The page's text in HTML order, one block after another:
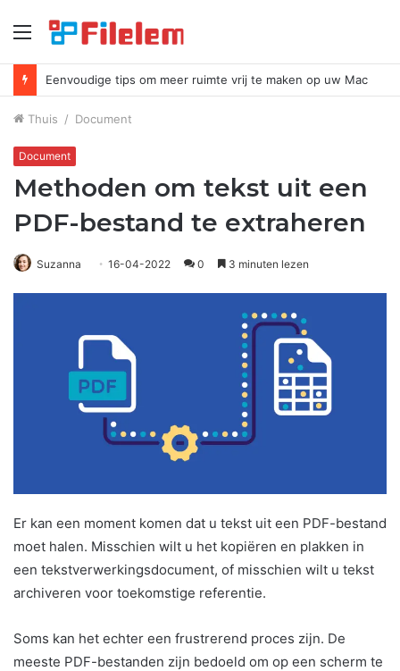
Menu
Eenvoudige tips om meer ruimte vrij te maken op uw Mac
Thuis / Document
Document
Methoden om tekst uit een
PDF-bestand te extraheren
Suzanna 16-04-2022 0 3 minuten lezen
Er kan een moment komen dat u tekst uit een PDF-bestand
moet halen. Misschien wilt u het kopiëren en plakken in
een tekstverwerkingsdocument, of misschien wilt u tekst
archiveren voor toekomstige referentie.
Soms kan het echter een frustrerend proces zijn. De
meeste PDF-bestanden zijn bedoeld om op een scherm te